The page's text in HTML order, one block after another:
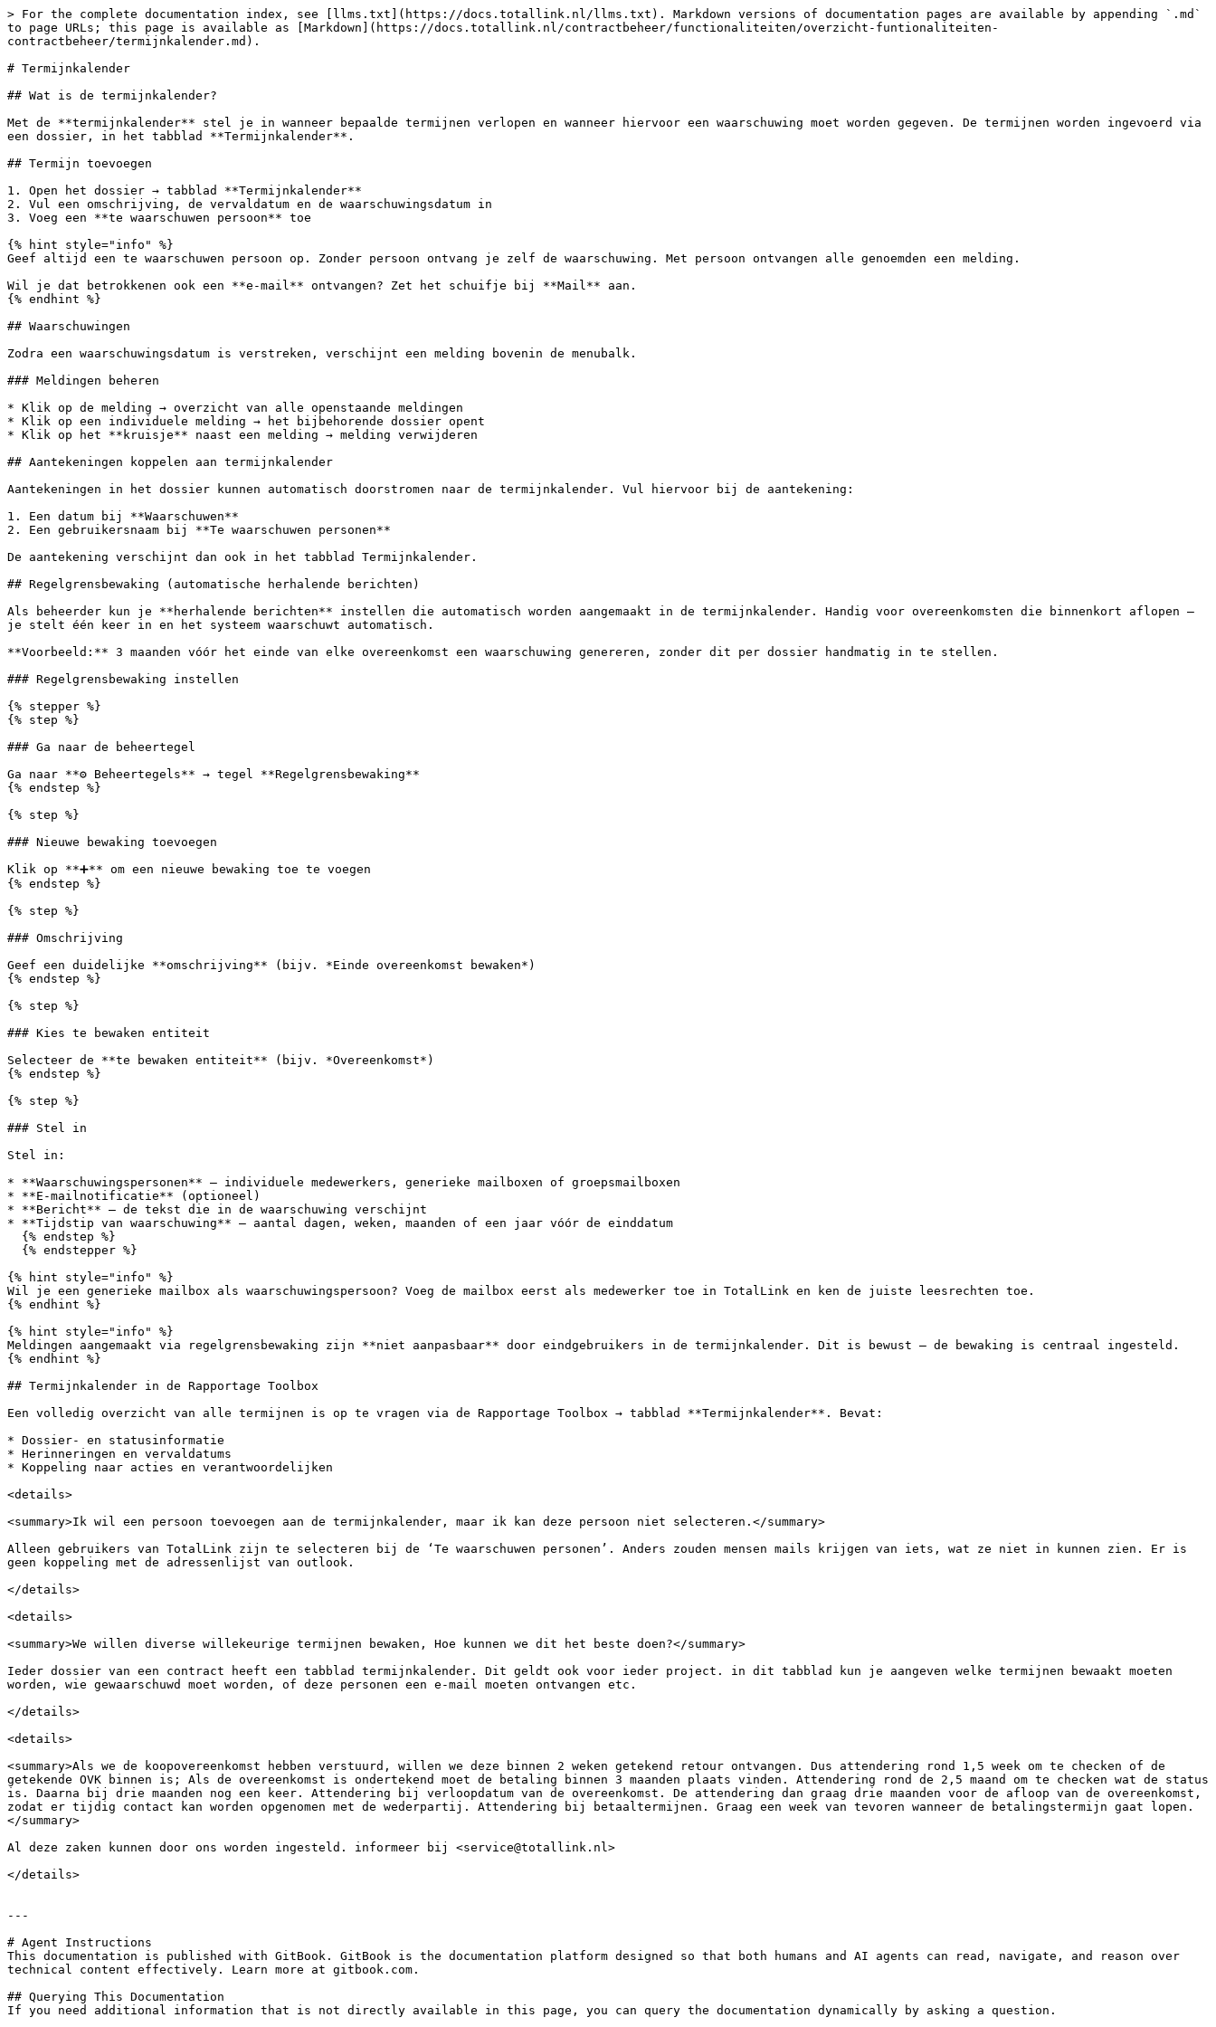
> For the complete documentation index, see [llms.txt](https://docs.totallink.nl/llms.txt). Markdown versions of documentation pages are available by appending `.md`
to page URLs; this page is available as [Markdown](https://docs.totallink.nl/contractbeheer/functionaliteiten/overzicht-funtionaliteiten-
contractbeheer/termijnkalender.md).
# Termijnkalender
## Wat is de termijnkalender?
Met de **termijnkalender** stel je in wanneer bepaalde termijnen verlopen en wanneer hiervoor een waarschuwing moet worden gegeven. De termijnen worden ingevoerd via
een dossier, in het tabblad **Termijnkalender**.
## Termijn toevoegen
1. Open het dossier → tabblad **Termijnkalender**
2. Vul een omschrijving, de vervaldatum en de waarschuwingsdatum in
3. Voeg een **te waarschuwen persoon** toe
{% hint style="info" %}
Geef altijd een te waarschuwen persoon op. Zonder persoon ontvang je zelf de waarschuwing. Met persoon ontvangen alle genoemden een melding.
Wil je dat betrokkenen ook een **e-mail** ontvangen? Zet het schuifje bij **Mail** aan.
{% endhint %}
## Waarschuwingen
Zodra een waarschuwingsdatum is verstreken, verschijnt een melding bovenin de menubalk.
### Meldingen beheren
* Klik op de melding → overzicht van alle openstaande meldingen
* Klik op een individuele melding → het bijbehorende dossier opent
* Klik op het **kruisje** naast een melding → melding verwijderen
## Aantekeningen koppelen aan termijnkalender
Aantekeningen in het dossier kunnen automatisch doorstromen naar de termijnkalender. Vul hiervoor bij de aantekening:
1. Een datum bij **Waarschuwen**
2. Een gebruikersnaam bij **Te waarschuwen personen**
De aantekening verschijnt dan ook in het tabblad Termijnkalender.
## Regelgrensbewaking (automatische herhalende berichten)
Als beheerder kun je **herhalende berichten** instellen die automatisch worden aangemaakt in de termijnkalender. Handig voor overeenkomsten die binnenkort aflopen —
je stelt één keer in en het systeem waarschuwt automatisch.
**Voorbeeld:** 3 maanden vóór het einde van elke overeenkomst een waarschuwing genereren, zonder dit per dossier handmatig in te stellen.
### Regelgrensbewaking instellen
{% stepper %}
{% step %}
### Ga naar de beheertegel
Ga naar **⚙️ Beheertegels** → tegel **Regelgrensbewaking**
{% endstep %}
{% step %}
### Nieuwe bewaking toevoegen
Klik op **➕** om een nieuwe bewaking toe te voegen
{% endstep %}
{% step %}
### Omschrijving
Geef een duidelijke **omschrijving** (bijv. *Einde overeenkomst bewaken*)
{% endstep %}
{% step %}
### Kies te bewaken entiteit
Selecteer de **te bewaken entiteit** (bijv. *Overeenkomst*)
{% endstep %}
{% step %}
### Stel in
Stel in:
* **Waarschuwingspersonen** — individuele medewerkers, generieke mailboxen of groepsmailboxen
* **E-mailnotificatie** (optioneel)
* **Bericht** — de tekst die in de waarschuwing verschijnt
* **Tijdstip van waarschuwing** — aantal dagen, weken, maanden of een jaar vóór de einddatum
{% hint style="info" %}
Wil je een generieke mailbox als waarschuwingspersoon? Voeg de mailbox eerst als medewerker toe in TotalLink en ken de juiste leesrechten toe.
{% endhint %}
{% hint style="info" %}
Meldingen aangemaakt via regelgrensbewaking zijn **niet aanpasbaar** door eindgebruikers in de termijnkalender. Dit is bewust — de bewaking is centraal ingesteld.
{% endhint %}
## Termijnkalender in de Rapportage Toolbox
Een volledig overzicht van alle termijnen is op te vragen via de Rapportage Toolbox → tabblad **Termijnkalender**. Bevat:
* Dossier- en statusinformatie
* Herinneringen en vervaldatums
* Koppeling naar acties en verantwoordelijken
<details>
<summary>Ik wil een persoon toevoegen aan de termijnkalender, maar ik kan deze persoon niet selecteren.</summary>
Alleen gebruikers van TotalLink zijn te selecteren bij de ‘Te waarschuwen personen’. Anders zouden mensen mails krijgen van iets, wat ze niet in kunnen zien. Er is
geen koppeling met de adressenlijst van outlook.
</details>
<details>
<summary>We willen diverse willekeurige termijnen bewaken, Hoe kunnen we dit het beste doen?</summary>
Ieder dossier van een contract heeft een tabblad termijnkalender. Dit geldt ook voor ieder project. in dit tabblad kun je aangeven welke termijnen bewaakt moeten
worden, wie gewaarschuwd moet worden, of deze personen een e-mail moeten ontvangen etc.
</details>
<details>
<summary>Als we de koopovereenkomst hebben verstuurd, willen we deze binnen 2 weken getekend retour ontvangen. Dus attendering rond 1,5 week om te checken of de
getekende OVK binnen is; Als de overeenkomst is ondertekend moet de betaling binnen 3 maanden plaats vinden. Attendering rond de 2,5 maand om te checken wat de status
is. Daarna bij drie maanden nog een keer. Attendering bij verloopdatum van de overeenkomst. De attendering dan graag drie maanden voor de afloop van de overeenkomst,
zodat er tijdig contact kan worden opgenomen met de wederpartij. Attendering bij betaaltermijnen. Graag een week van tevoren wanneer de betalingstermijn gaat lopen.
</summary>
Al deze zaken kunnen door ons worden ingesteld. informeer bij <service@totallink.nl>
</details>
---
# Agent Instructions
This documentation is published with GitBook. GitBook is the documentation platform designed so that both humans and AI agents can read, navigate, and reason over
technical content effectively. Learn more at gitbook.com.
## Querying This Documentation
If you need additional information that is not directly available in this page, you can query the documentation dynamically by asking a question.